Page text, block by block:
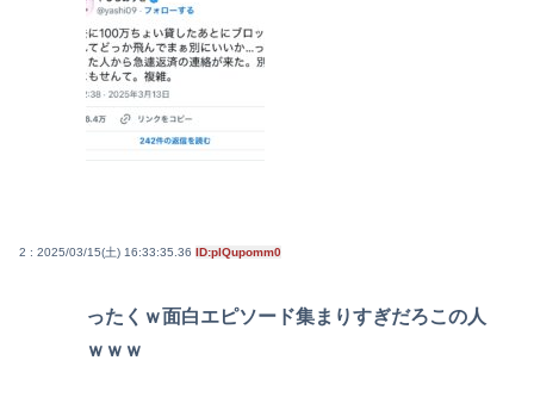
2 : 2025/03/15(土) 16:33:35.36 ID:plQupomm0
ったくｗ面白エピソード集まりすぎだろこの人
ｗｗｗ